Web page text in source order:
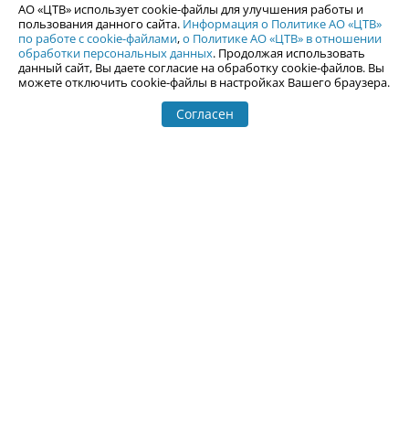
Статьи
Погода в Екатеринбурге
Почта
Кино
Телепрограмма
Гастроли
События Екатеринбурга
Туризм
Путешествия
АО «ЦТВ» использует cookie-файлы для улучшения работы и
пользования данного сайта. Информация о Политике АО «ЦТВ»
по работе с cookie-файлами,о Политике АО «ЦТВ» в отношении
обработки персональных данных. Продолжая использовать
данный сайт, Вы даете согласие на обработку cookie-файлов. Вы
можете отключить cookie-файлы в настройках Вашего браузера.
Согласен